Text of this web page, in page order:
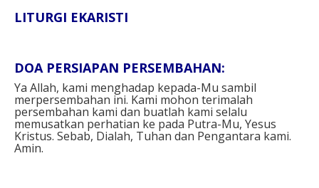
LITURGI EKARISTI⁣
DOA PERSIAPAN PERSEMBAHAN:⁣
Ya Allah, kami menghadap kepada-Mu sambil
merpersembahan ini. Kami mohon terimalah
persembahan kami dan buatlah kami selalu
memusatkan perhatian ke pada Putra-Mu, Yesus
Kristus. Sebab, Dialah, Tuhan dan Pengantara kami.
Amin.⁣